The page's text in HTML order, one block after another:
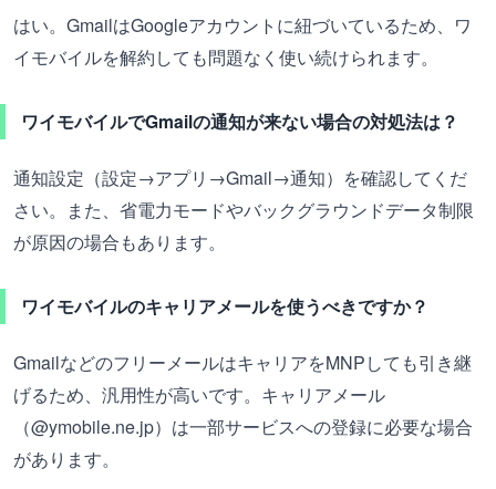
はい。GmailはGoogleアカウントに紐づいているため、ワ
イモバイルを解約しても問題なく使い続けられます。
ワイモバイルでGmailの通知が来ない場合の対処法は？
通知設定（設定→アプリ→Gmail→通知）を確認してくだ
さい。また、省電力モードやバックグラウンドデータ制限
が原因の場合もあります。
ワイモバイルのキャリアメールを使うべきですか？
GmailなどのフリーメールはキャリアをMNPしても引き継
げるため、汎用性が高いです。キャリアメール
（@ymobile.ne.jp）は一部サービスへの登録に必要な場合
があります。